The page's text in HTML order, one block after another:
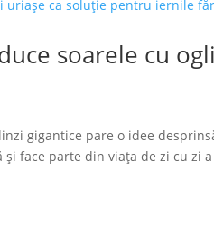
soarele cu
gigantice pare o idee
face parte din viața de zi cu zi